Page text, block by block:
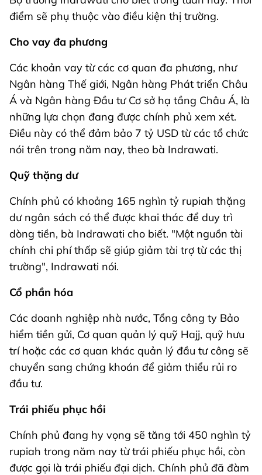
điểm sẽ phụ thuộc vào điều kiện thị trường.
Cho vay đa phương
Các khoản vay từ các cơ quan đa phương, như
Ngân hàng Thế giới, Ngân hàng Phát triển Châu
Á và Ngân hàng Đầu tư Cơ sở hạ tầng Châu Á, là
những lựa chọn đang được chính phủ xem xét.
Điều này có thể đảm bảo 7 tỷ USD từ các tổ chức
nói trên trong năm nay, theo bà Indrawati.
Quỹ thặng dư
Chính phủ có khoảng 165 nghìn tỷ rupiah thặng
dư ngân sách có thể được khai thác để duy trì
dòng tiền, bà Indrawati cho biết. "Một nguồn tài
chính chi phí thấp sẽ giúp giảm tài trợ từ các thị
trường", Indrawati nói.
Cổ phần hóa
Các doanh nghiệp nhà nước, Tổng công ty Bảo
hiểm tiền gửi, Cơ quan quản lý quỹ Hajj, quỹ hưu
trí hoặc các cơ quan khác quản lý đầu tư công sẽ
chuyển sang chứng khoán để giảm thiểu rủi ro
đầu tư.
Trái phiếu phục hồi
Chính phủ đang hy vọng sẽ tăng tới 450 nghìn tỷ
rupiah trong năm nay từ trái phiếu phục hồi, còn
được gọi là trái phiếu đại dịch. Chính phủ đã đàm